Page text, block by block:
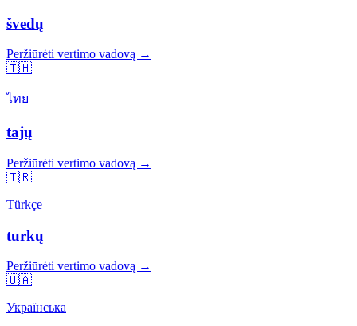
švedų
Peržiūrėti vertimo vadovą →
🇹🇭
ไทย
tajų
Peržiūrėti vertimo vadovą →
🇹🇷
Türkçe
turkų
Peržiūrėti vertimo vadovą →
🇺🇦
Українська